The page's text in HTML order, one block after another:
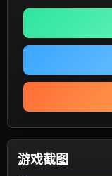
游戏截图